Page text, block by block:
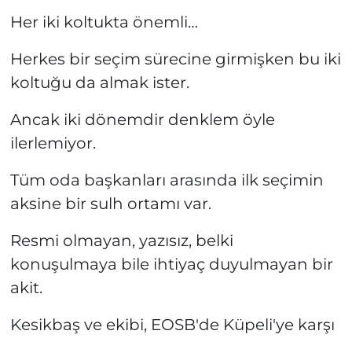
Her iki koltukta önemli…
Herkes bir seçim sürecine girmişken bu iki
koltuğu da almak ister.
Ancak iki dönemdir denklem öyle
ilerlemiyor.
Tüm oda başkanları arasında ilk seçimin
aksine bir sulh ortamı var.
Resmi olmayan, yazısız, belki
konuşulmaya bile ihtiyaç duyulmayan bir
akit.
Kesikbaş ve ekibi, EOSB'de Küpeli'ye karşı